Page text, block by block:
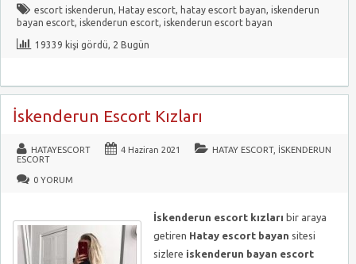
escort iskenderun, Hatay escort, hatay escort bayan, iskenderun
bayan escort, iskenderun escort, iskenderun escort bayan
19339 kişi gördü, 2 Bugün
İskenderun Escort Kızları
HATAYESCORT 4 Haziran 2021 HATAY ESCORT, İSKENDERUN
ESCORT
0 YORUM
İskenderun escort kızları bir araya
getiren Hatay escort bayan sitesi
sizlere iskenderun bayan escort